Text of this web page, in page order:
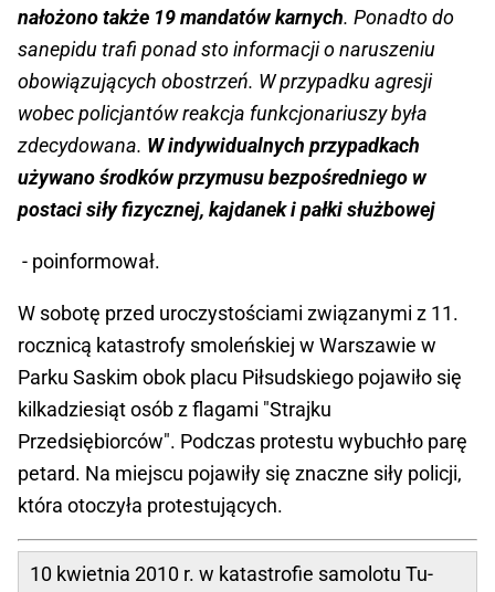
nałożono także 19 mandatów karnych. Ponadto do
sanepidu trafi ponad sto informacji o naruszeniu
obowiązujących obostrzeń. W przypadku agresji
wobec policjantów reakcja funkcjonariuszy była
zdecydowana. W indywidualnych przypadkach
używano środków przymusu bezpośredniego w
postaci siły fizycznej, kajdanek i pałki służbowej
- poinformował.
W sobotę przed uroczystościami związanymi z 11.
rocznicą katastrofy smoleńskiej w Warszawie w
Parku Saskim obok placu Piłsudskiego pojawiło się
kilkadziesiąt osób z flagami "Strajku
Przedsiębiorców". Podczas protestu wybuchło parę
petard. Na miejscu pojawiły się znaczne siły policji,
która otoczyła protestujących.
10 kwietnia 2010 r. w katastrofie samolotu Tu-